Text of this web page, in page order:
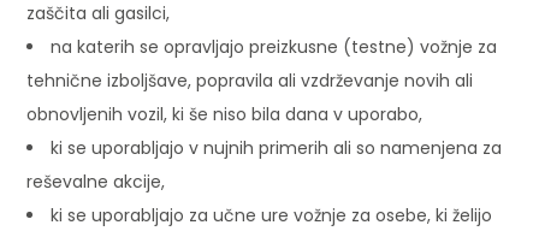
zaščita ali gasilci,
na katerih se opravljajo preizkusne (testne) vožnje za
tehnične izboljšave, popravila ali vzdrževanje novih ali
obnovljenih vozil, ki še niso bila dana v uporabo,
ki se uporabljajo v nujnih primerih ali so namenjena za
reševalne akcije,
ki se uporabljajo za učne ure vožnje za osebe, ki želijo